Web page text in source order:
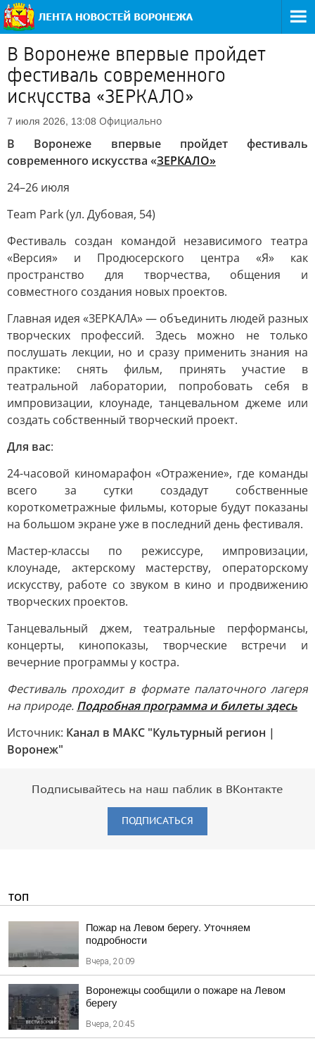
В Воронеже впервые пройдет
фестиваль современного
искусства «ЗЕРКАЛО»
7 июля 2026, 13:08 Официально
В Воронеже впервые пройдет фестиваль
современного искусства «ЗЕРКАЛО»
24–26 июля
Team Park (ул. Дубовая, 54)
Фестиваль создан командой независимого театра
«Версия» и Продюсерского центра «Я» как
пространство для творчества, общения и
совместного создания новых проектов.
Главная идея «ЗЕРКАЛА» — объединить людей разных
творческих профессий. Здесь можно не только
послушать лекции, но и сразу применить знания на
практике: снять фильм, принять участие в
театральной лаборатории, попробовать себя в
импровизации, клоунаде, танцевальном джеме или
создать собственный творческий проект.
Для вас:
24-часовой киномарафон «Отражение», где команды
всего за сутки создадут собственные
короткометражные фильмы, которые будут показаны
на большом экране уже в последний день фестиваля.
Мастер-классы по режиссуре, импровизации,
клоунаде, актерскому мастерству, операторскому
искусству, работе со звуком в кино и продвижению
творческих проектов.
Танцевальный джем, театральные перформансы,
концерты, кинопоказы, творческие встречи и
вечерние программы у костра.
Фестиваль проходит в формате палаточного лагеря
на природе. Подробная программа и билеты здесь
Источник: Канал в МАКС "Культурный регион |
Воронеж"
Подписывайтесь на наш паблик в ВКонтакте
ПОДПИСАТЬСЯ
ТОП
Пожар на Левом берегу. Уточняем
подробности
Вчера, 20:09
Воронежцы сообщили о пожаре на Левом
берегу
Вчера, 20:45